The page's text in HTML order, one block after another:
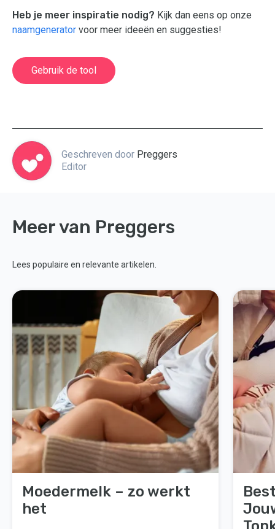
Heb je meer inspiratie nodig? Kijk dan eens op onze
naamgenerator voor meer ideeën en suggesties!
Gebruik de tool
Geschreven door Preggers
Editor
Meer van Preggers
Lees populaire en relevante artikelen.
Moedermelk – zo werkt
het